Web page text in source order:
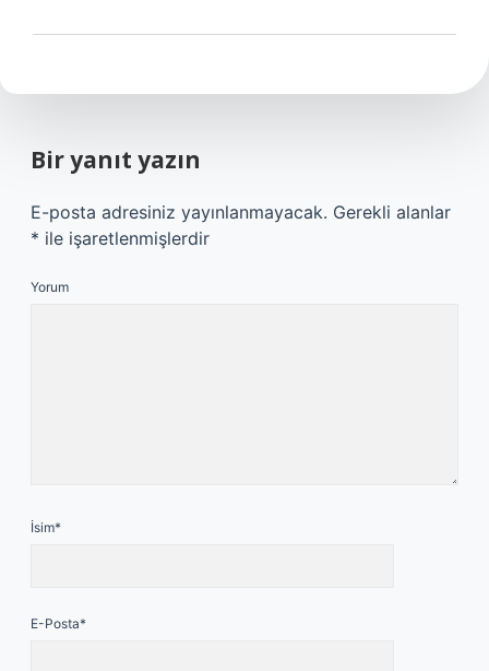
Bir yanıt yazın
E-posta adresiniz yayınlanmayacak. Gerekli alanlar
* ile işaretlenmişlerdir
Yorum
İsim*
E-Posta*